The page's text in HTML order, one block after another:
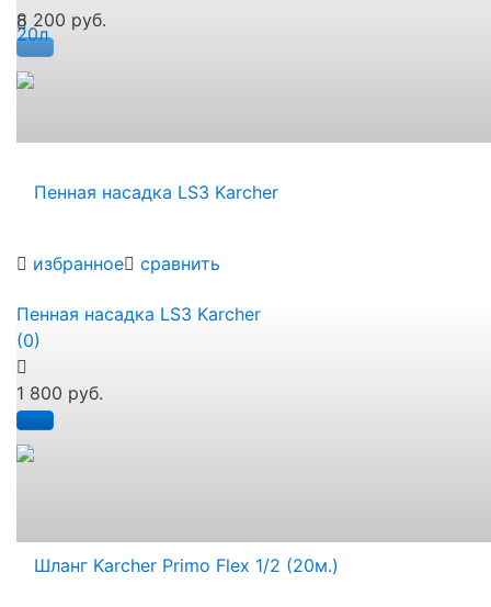
избранное сравнить
8 200 руб.
Пенная насадка LS3 Karcher
(0)
1 800 руб.